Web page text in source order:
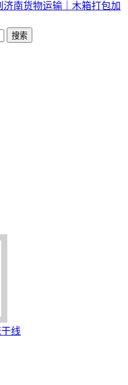
济南货物运输｜木箱打包加
搜索
线